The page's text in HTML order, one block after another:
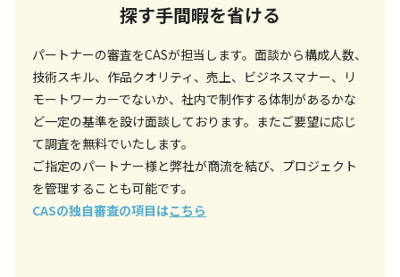
探す手間暇を省ける
パートナーの審査をCASが担当します。面談から構成人数、
技術スキル、作品クオリティ、売上、ビジネスマナー、リ
モートワーカーでないか、社内で制作する体制があるかな
ど一定の基準を設け面談しております。またご要望に応じ
て調査を無料でいたします。
ご指定のパートナー様と弊社が商流を結び、プロジェクト
を管理することも可能です。
CASの独自審査の項目はこちら